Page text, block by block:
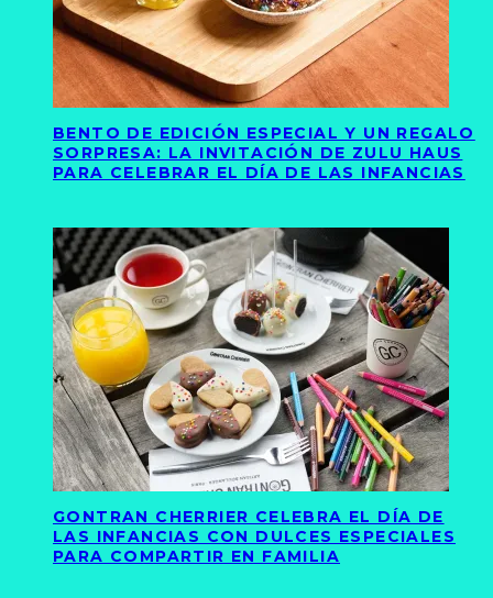
BENTO DE EDICIÓN ESPECIAL Y UN REGALO
SORPRESA: LA INVITACIÓN DE ZULU HAUS
PARA CELEBRAR EL DÍA DE LAS INFANCIAS
GONTRAN CHERRIER CELEBRA EL DÍA DE
LAS INFANCIAS CON DULCES ESPECIALES
PARA COMPARTIR EN FAMILIA